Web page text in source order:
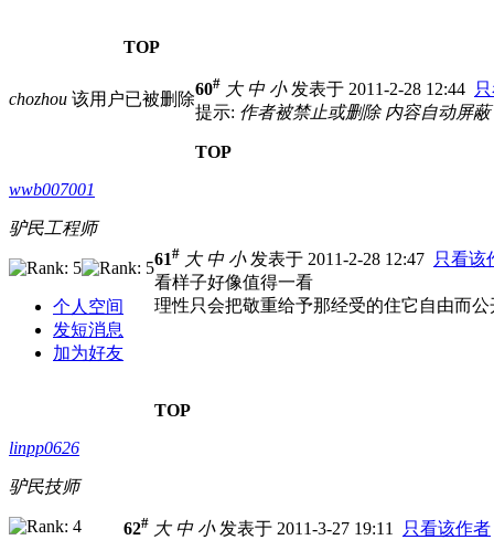
TOP
chozhou 该用户已被删除
60# 大 中 小发表于 2011-2-28 12:44
提示: 作者被禁止或删除 内容自动屏蔽
TOP
wwb007001
驴民工程师
个人空间
发短消息
加为好友
61# 大 中 小发表于 2011-2-28 12:47 只看该
看样子好像值得一看
理性只会把敬重给予那经受的住它自由而
TOP
linpp0626
驴民技师
62# 大 中 小发表于 2011-3-27 19:11
只看该作者